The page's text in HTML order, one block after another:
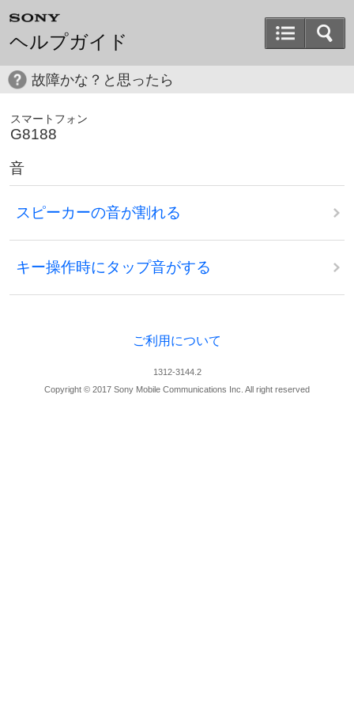
ヘルプガイド
故障かな？と思ったら
スマートフォン
G8188
音
スピーカーの音が割れる
キー操作時にタップ音がする
ご利用について
1312-3144.2
Copyright © 2017 Sony Mobile Communications Inc. All right reserved